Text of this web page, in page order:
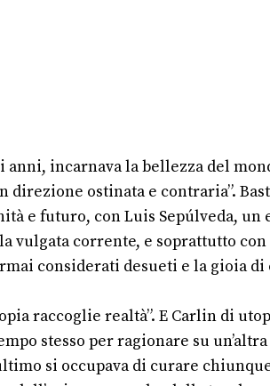
incarnava la bellezza del
ostinata e contraria”.
e futuro, con Luis Sepúlveda,
corrente, e soprattutto
considerati desueti e la gioia
raccoglie realtà”. E Carlin di
stesso per ragionare su
si occupava di curare